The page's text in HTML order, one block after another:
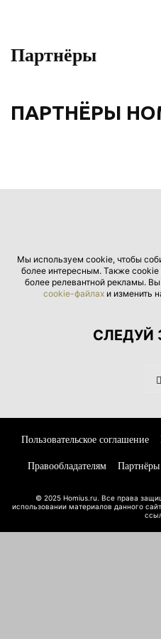
Партнёры
ПАРТНЁРЫ
Мы используем cookie, чтобы
более интересным. Также
более релевантной рекламы.
cookie-файлах и изменить
СЛЕДУЙ
Пользовательское соглашение
Правообладателям Партнёры
© 2025 Homius.ru. Все права
использовании материалов данного